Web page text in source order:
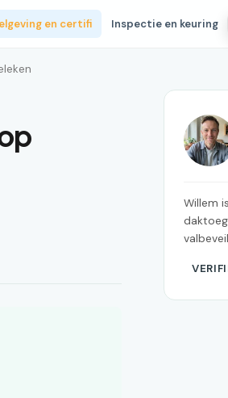
en certifi Inspectie en keuring
Willem